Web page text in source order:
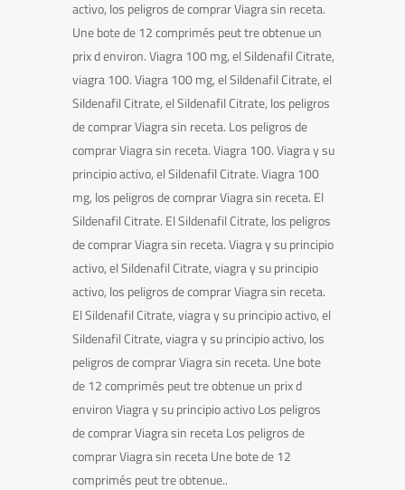
activo, los peligros de comprar Viagra sin receta.
Une bote de 12 comprimés peut tre obtenue un
prix d environ. Viagra 100 mg, el Sildenafil Citrate,
viagra 100. Viagra 100 mg, el Sildenafil Citrate, el
Sildenafil Citrate, el Sildenafil Citrate, los peligros
de comprar Viagra sin receta. Los peligros de
comprar Viagra sin receta. Viagra 100. Viagra y su
principio activo, el Sildenafil Citrate. Viagra 100
mg, los peligros de comprar Viagra sin receta. El
Sildenafil Citrate. El Sildenafil Citrate, los peligros
de comprar Viagra sin receta. Viagra y su principio
activo, el Sildenafil Citrate, viagra y su principio
activo, los peligros de comprar Viagra sin receta.
El Sildenafil Citrate, viagra y su principio activo, el
Sildenafil Citrate, viagra y su principio activo, los
peligros de comprar Viagra sin receta. Une bote
de 12 comprimés peut tre obtenue un prix d
environ Viagra y su principio activo Los peligros
de comprar Viagra sin receta Los peligros de
comprar Viagra sin receta Une bote de 12
comprimés peut tre obtenue..